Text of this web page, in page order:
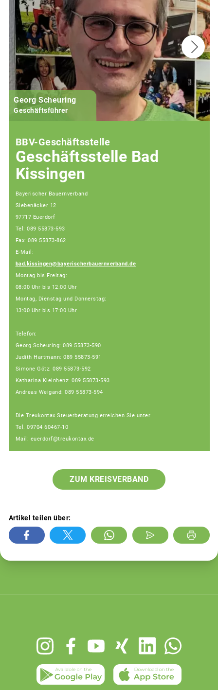
Georg Scheuring
Geschäftsführer
BBV-Geschäftsstelle
Geschäftsstelle Bad
Kissingen
Bayerischer Bauernverband
Siebenäcker 12
97717 Euerdorf
Tel: 089 55873-593
Fax: 089 55873-862
E-Mail:
bad.kissingen@bayerischerbauernverband.de
Montag bis Freitag:
08:00 Uhr bis 12:00 Uhr
Montag, Dienstag und Donnerstag:
13:00 Uhr bis 17:00 Uhr
Telefon:
Georg Scheuring: 089 55873-590
Judith Hartmann: 089 55873-591
Simone Götz: 089 55873-592
Katharina Kleinhenz: 089 55873-593
Andreas Weigand: 089 55873-594
Die Treukontax Steuerberatung erreichen Sie unter
Tel. 09704 60467-10
Mail: euerdorf@treukontax.de
ZUM KREISVERBAND
Artikel teilen über: